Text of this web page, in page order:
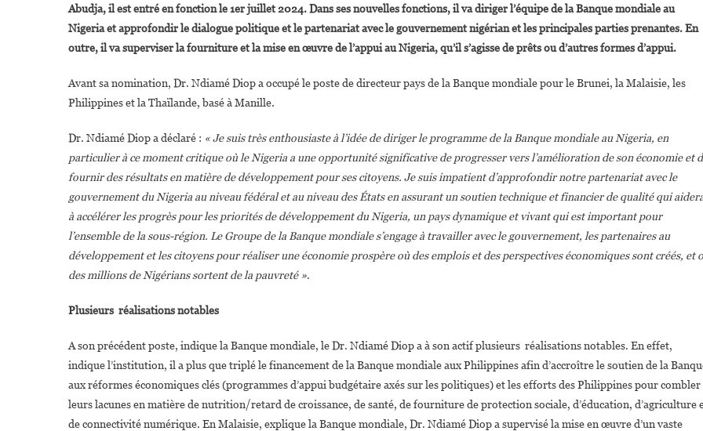
Diop
Nommé
Directeur
De
Mondiale
Au
Nigeria
Abudja, il est entré en fonction le 1er juillet 2024. Dans ses nouvelles fonctions, il va diriger l’équipe de la Banque mondiale au
Nigeria et approfondir le dialogue politique et le partenariat avec le gouvernement nigérian et les principales parties prenantes. En
outre, il va superviser la fourniture et la mise en œuvre de l’appui au Nigeria, qu’il s’agisse de prêts ou d’autres formes d’appui.
Avant sa nomination, Dr. Ndiamé Diop a occupé le poste de directeur pays de la Banque mondiale pour le Brunei, la Malaisie, les
Philippines et la Thaïlande, basé à Manille.
Dr. Ndiamé Diop a déclaré : « Je suis très enthousiaste à l’idée de diriger le programme de la Banque mondiale au Nigeria, en
particulier à ce moment critique où le Nigeria a une opportunité significative de progresser vers l’amélioration de son économie et
fournir des résultats en matière de développement pour ses citoyens. Je suis impatient d’approfondir notre partenariat avec le
gouvernement du Nigeria au niveau fédéral et au niveau des États en assurant un soutien technique et financier de qualité qui
à accélérer les progrès pour les priorités de développement du Nigeria, un pays dynamique et vivant qui est important pour
l’ensemble de la sous-région. Le Groupe de la Banque mondiale s’engage à travailler avec le gouvernement, les partenaires au
développement et les citoyens pour réaliser une économie prospère où des emplois et des perspectives économiques sont créés, et
des millions de Nigérians sortent de la pauvreté ».
Plusieurs réalisations notables
A son précédent poste, indique la Banque mondiale, le Dr. Ndiamé Diop a à son actif plusieurs réalisations notables. En effet,
indique l’institution, il a plus que triplé le financement de la Banque mondiale aux Philippines afin d’accroître le soutien de la
aux réformes économiques clés (programmes d’appui budgétaire axés sur les politiques) et les efforts des Philippines pour combler
leurs lacunes en matière de nutrition/retard de croissance, de santé, de fourniture de protection sociale, d’éducation, d’agriculture
de connectivité numérique. En Malaisie, explique la Banque mondiale, Dr. Ndiamé Diop a supervisé la mise en œuvre d’un vaste